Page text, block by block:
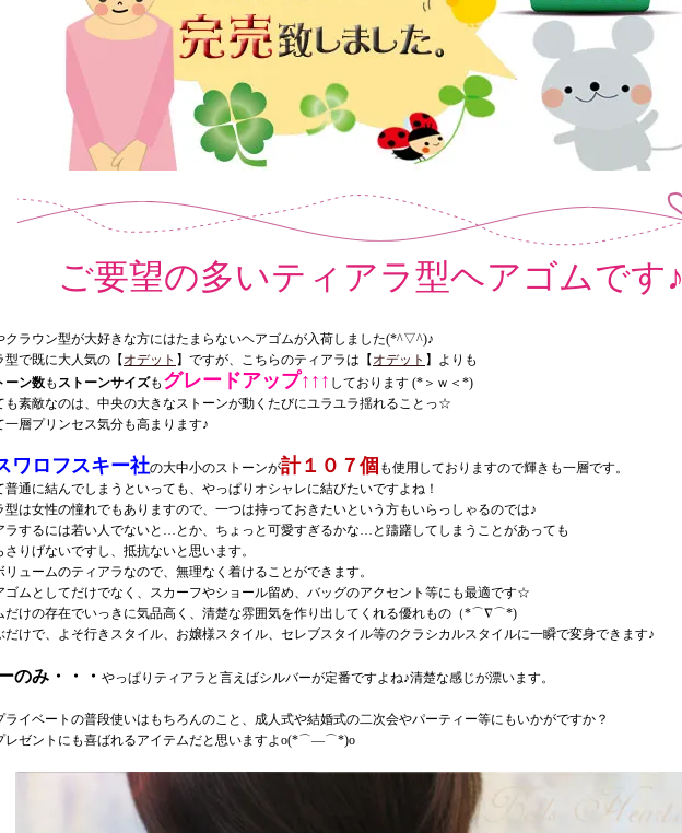
ご要望の多いティアラ型ヘアゴムです♪
クラウン型が大好きな方にはたまらないヘアゴムが入荷しました(*^▽^)♪
型で既に大人気の【 オデット 】ですが、こちらのティアラは【 オデット 】よりも
ーン数も ストーンサイズも グレードアップ↑↑↑ しております (*＞ｗ＜*)
も素敵なのは、中央の大きなストーンが動くたびにユラユラ揺れることっ☆
一層プリンセス気分も高まります♪
ワロフスキー社の大中小のストーンが計１０７個 も使用しておりますので輝きも一層です。
普通に結んでしまうといっても、やっぱりオシャレに結びたいですよね！
型は女性の憧れでもありますので、一つは持っておきたいという方もいらっしゃるのでは♪
ラするには若い人でないと…とか、ちょっと可愛すぎるかな…と躊躇してしまうことがあっても
りげないですし、抵抗ないと思います。
リュームのティアラなので、無理なく着けることができます。
ゴムとしてだけでなく、スカーフやショール留め、バッグのアクセント等にも最適です☆
だけの存在でいっきに気品高く、清楚な雰囲気を作り出してくれる優れもの（*⌒∇⌒*)
だけで、よそ行きスタイル、お嬢様スタイル、セレブスタイル等のクラシカルスタイルに一瞬で変身できます♪
のみ・・・ やっぱりティアラと言えばシルバーが定番ですよね♪清楚な感じが漂います。
ライベートの普段使いはもちろんのこと、成人式や結婚式の二次会やパーティー等にもいかがですか？
レゼントにも喜ばれるアイテムだと思いますよo(*⌒―⌒*)o